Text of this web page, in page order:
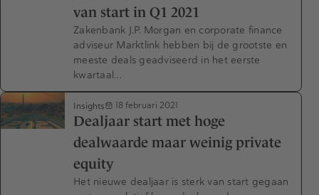
van start in Q1 2021
Zakenbank J.P. Morgan en corporate finance
adviseur Marktlink hebben bij de grootste en
meeste deals geadviseerd in het eerste
kwartaal…
Insights 18 februari 2021
Dealjaar start met hoge
dealwaarde maar weinig private
equity
Het nieuwe dealjaar is sterk van start gegaan